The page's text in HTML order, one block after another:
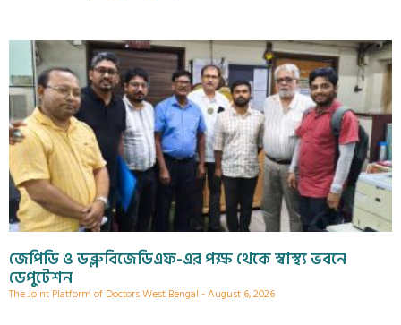
জেপিডি ও ডব্লুবিজেডিএফ-এর পক্ষ থেকে স্বাস্থ্য ভবনে
ডেপুটেশন
The Joint Platform of Doctors West Bengal August 6, 2026